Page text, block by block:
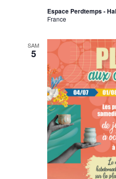
Espace Perdtemps -
France
SAM
5